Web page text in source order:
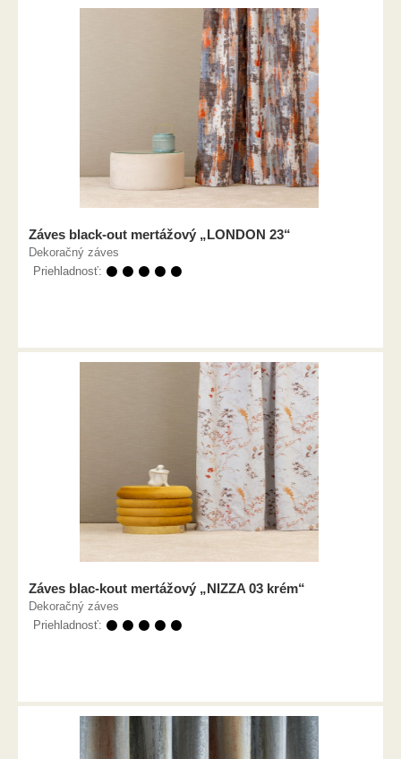
Záves black-out mertážový „LONDON 23“
Dekoračný záves
Priehladnosť: ⚫ ⚫ ⚫ ⚫ ⚫
Záves blac-kout mertážový „NIZZA 03 krém“
Dekoračný záves
Priehladnosť: ⚫ ⚫ ⚫ ⚫ ⚫